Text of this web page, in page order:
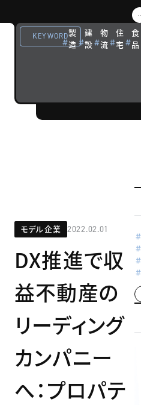
KEYWORD製
造
建
設
物
流
住
宅
食
品
優れた経営戦
略を実践する
モデル企業 2022.02.01
DX推進で収
益不動産の
リーディング
カンパニー
へ：プロパテ